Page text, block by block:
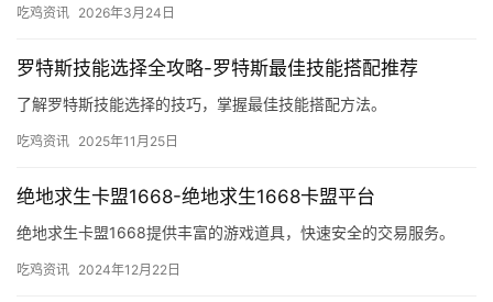
吃鸡资讯 2026年3月24日
罗特斯技能选择全攻略-罗特斯最佳技能搭配推荐
了解罗特斯技能选择的技巧，掌握最佳技能搭配方法。
吃鸡资讯 2025年11月25日
绝地求生卡盟1668-绝地求生1668卡盟平台
绝地求生卡盟1668提供丰富的游戏道具，快速安全的交易服务。
吃鸡资讯 2024年12月22日